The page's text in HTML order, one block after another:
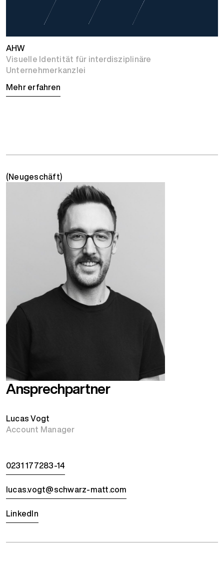
AHW
Visuelle Identität für interdisziplinäre
Unternehmerkanzlei
Mehr erfahren
(Neugeschäft)
Ansprechpartner
Lucas Vogt
Account Manager
0231 177283-14
lucas.vogt@schwarz-matt.com
LinkedIn